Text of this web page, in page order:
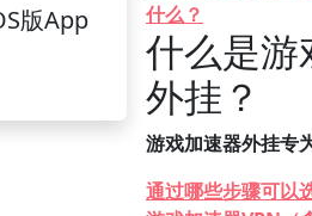
版App
什么？
什么是游
外挂？
游戏加速器外挂专
通过哪些步骤可以